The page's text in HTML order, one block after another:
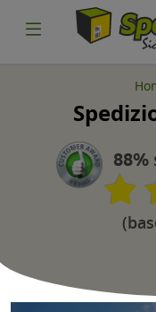
cosa spedire
Pacco
Nazione partenza
Nazione arrivo